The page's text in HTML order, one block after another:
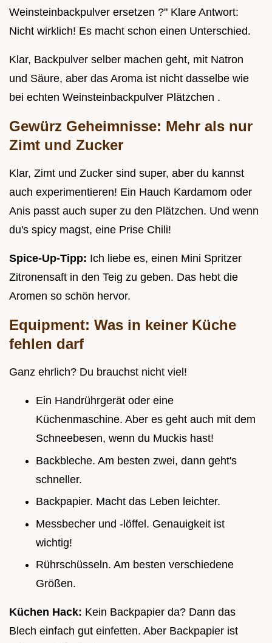
Weinsteinbackpulver ersetzen ?" Klare Antwort:
Nicht wirklich! Es macht schon einen Unterschied.
Klar, Backpulver selber machen geht, mit Natron
und Säure, aber das Aroma ist nicht dasselbe wie
bei echten Weinsteinbackpulver Plätzchen .
Gewürz Geheimnisse: Mehr als nur
Zimt und Zucker
Klar, Zimt und Zucker sind super, aber du kannst
auch experimentieren! Ein Hauch Kardamom oder
Anis passt auch super zu den Plätzchen. Und wenn
du's spicy magst, eine Prise Chili!
Spice-Up-Tipp: Ich liebe es, einen Mini Spritzer
Zitronensaft in den Teig zu geben. Das hebt die
Aromen so schön hervor.
Equipment: Was in keiner Küche
fehlen darf
Ganz ehrlich? Du brauchst nicht viel!
Ein Handrührgerät oder eine
Küchenmaschine. Aber es geht auch mit dem
Schneebesen, wenn du Muckis hast!
Backbleche. Am besten zwei, dann geht's
schneller.
Backpapier. Macht das Leben leichter.
Messbecher und -löffel. Genauigkeit ist
wichtig!
Rührschüsseln. Am besten verschiedene
Größen.
Küchen Hack: Kein Backpapier da? Dann das
Blech einfach gut einfetten. Aber Backpapier ist